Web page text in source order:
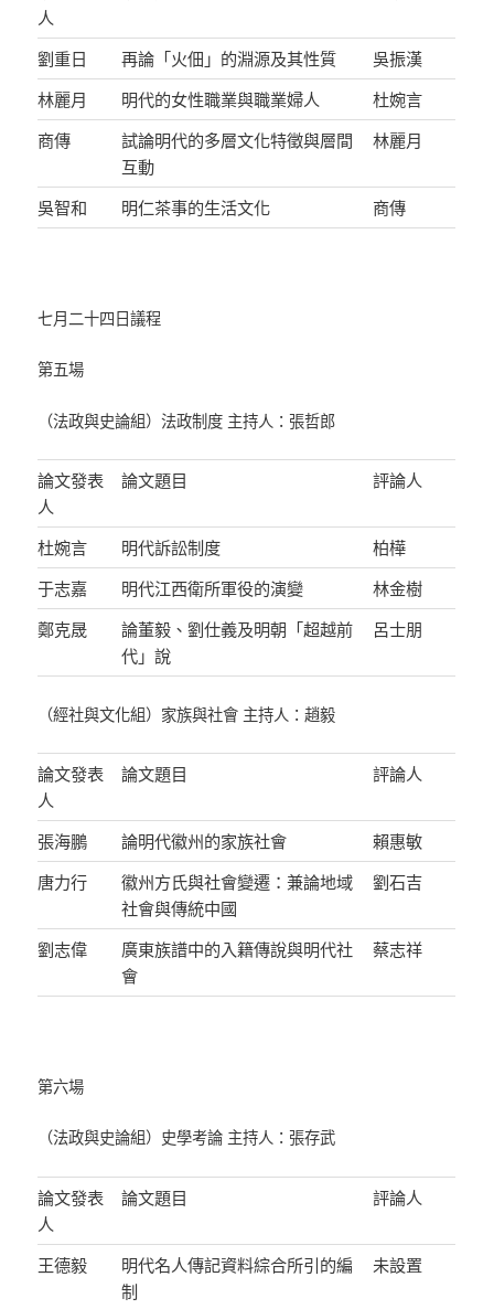
人
劉重日 再論「火佃」的淵源及其性質
吳振漢
林麗月
明代的女性職業與職業婦人
杜婉言
商傳
試論明代的多層文化特徵與層間
互動
林麗月
吳智和 明仁茶事的生活文化 商傳
七月二十四日議程
第五場
（法政與史論組）法政制度 主持人：張哲郎
論文發表
人
論文題目 評論人
杜婉言 明代訴訟制度
柏樺
于志嘉
明代江西衛所軍役的演變
林金樹
鄭克晟
論董毅、劉仕義及明朝「超越前
代」說
呂士朋
（經社與文化組）家族與社會 主持人：趙毅
論文發表
人
論文題目 評論人
張海鵬 論明代徽州的家族社會
賴惠敏
唐力行
徽州方氏與社會變遷：兼論地域
社會與傳統中國
劉石吉
劉志偉
廣東族譜中的入籍傳說與明代社
會
蔡志祥
第六場
（法政與史論組）史學考論 主持人：張存武
論文發表
人
論文題目 評論人
王德毅
明代名人傳記資料綜合所引的編
制
未設置